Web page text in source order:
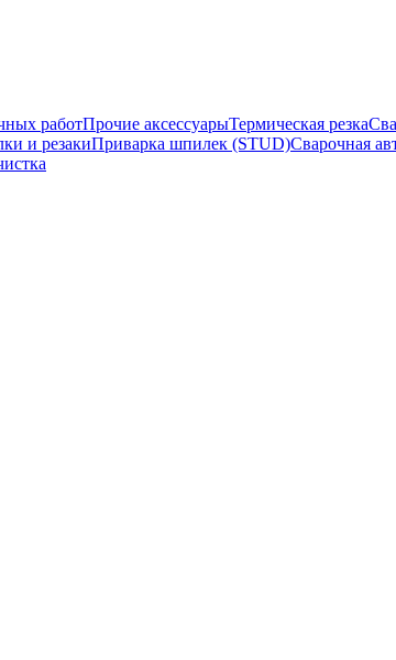
работПрочие аксессуарыТермическая резка
и резакиПриварка шпилек (STUD)Сварочная